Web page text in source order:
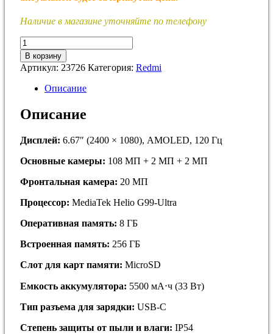
Наличие в магазине уточняйте по телефону
Количество
товара
Redmi
Note
GB
Midnight
В корзину
Артикул: 23726 Категория: Redmi
Описание
Описание
Дисплей: 6.67″ (2400 × 1080), AMOLED, 120 Гц
Основные камеры: 108 МП + 2 МП + 2 МП
Фронтальная камера: 20 МП
Процессор: MediaTek Helio G99-Ultra
Оперативная память: 8 ГБ
Встроенная память: 256 ГБ
Слот для карт памяти: MicroSD
Емкость аккумулятора: 5500 мА⋅ч (33 Вт)
Тип разъема для зарядки: USB-C
Степень защиты от пыли и влаги: IP54